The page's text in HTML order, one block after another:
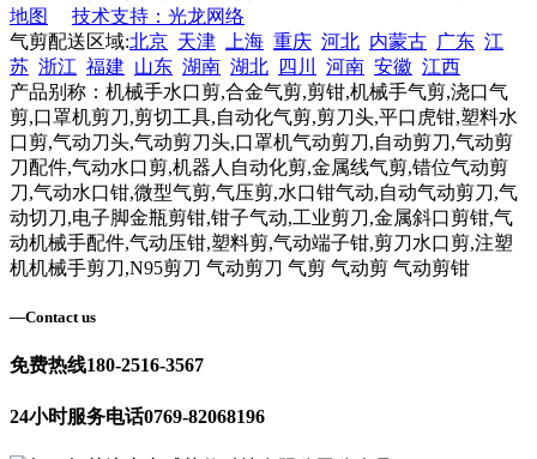
地图
技术支持：光龙网络
气剪配送区域:北京 天津 上海 重庆 河北 内蒙古 广东 江
苏 浙江 福建 山东 湖南 湖北 四川 河南 安徽 江西
产品别称：机械手水口剪,合金气剪,剪钳,机械手气剪,浇口气
剪,口罩机剪刀,剪切工具,自动化气剪,剪刀头,平口虎钳,塑料水
口剪,气动刀头,气动剪刀头,口罩机气动剪刀,自动剪刀,气动剪
刀配件,气动水口剪,机器人自动化剪,金属线气剪,错位气动剪
刀,气动水口钳,微型气剪,气压剪,水口钳气动,自动气动剪刀,气
动切刀,电子脚金瓶剪钳,钳子气动,工业剪刀,金属斜口剪钳,气
动机械手配件,气动压钳,塑料剪,气动端子钳,剪刀水口剪,注塑
机机械手剪刀,N95剪刀 气动剪刀 气剪 气动剪 气动剪钳
—Contact us
免费热线180-2516-3567
24小时服务电话0769-82068196